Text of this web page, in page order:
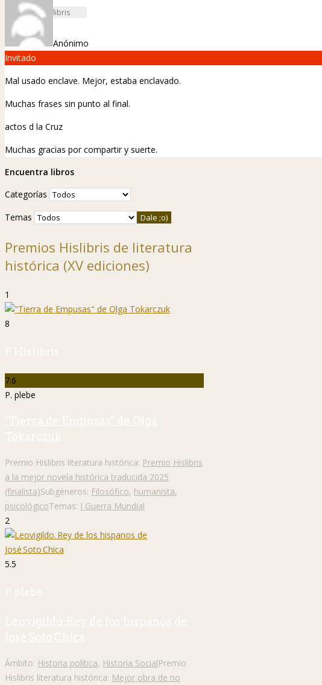
Anónimo
Invitado
Mal usado enclave. Mejor, estaba enclavado.
Muchas frases sin punto al final.
actos d la Cruz
Muchas gracias por compartir y suerte.
Encuentra libros
Categorías
Temas
Premios Hislibris de literatura
histórica (XV ediciones)
1
8
P. Hislibris
7.6
P. plebe
"Tierra de Empusas" de Olga
Tokarczuk
Premio Hislibris literatura histórica: Premio Hislibris
a la mejor novela histórica traducida 2025
(finalista)Subgéneros: Filosófico, humanista,
psicológicoTemas: I Guerra Mundial
2
5.5
P. plebe
Leovigildo. Rey de los hispanos de
José Soto Chica
Ámbito: Historia política, Historia SocialPremio
Hislibris literatura histórica: Mejor obra de no